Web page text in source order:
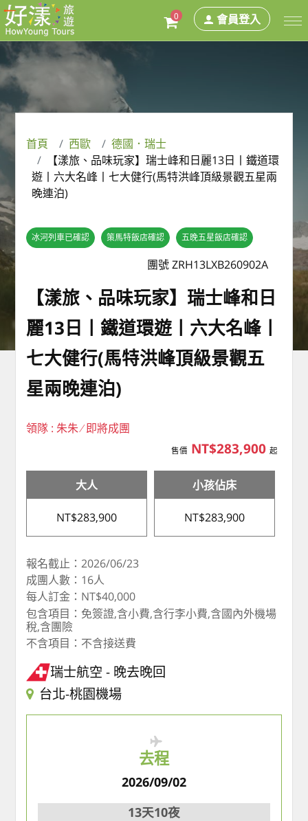
0 會員登入
首頁 西歐
德國．瑞士
【漾旅、品味玩家】瑞士峰和日麗13日丨鐵道環
遊丨六大名峰丨七大健行(馬特洪峰頂級景觀五星兩
晚連泊)
冰河列車已確認 策馬特飯店確認 五晚五星飯店確認
團號 ZRH13LXB260902A
【漾旅、品味玩家】瑞士峰和日
麗13日丨鐵道環遊丨六大名峰丨
七大健行(馬特洪峰頂級景觀五
星兩晚連泊)
領隊 : 朱朱 ∕ 即將成團
售價 NT$283,900 起
大人
NT$283,900
小孩佔床
NT$283,900
報名截止：2026/06/23
成團人數：16人
每人訂金：NT$40,000
包含項目：免簽證,含小費,含行李小費,含國內外機場
稅,含團險
不含項目：不含接送費
瑞士航空
晚去晚回
台北-桃園機場
去程
2026/09/02
13天10夜